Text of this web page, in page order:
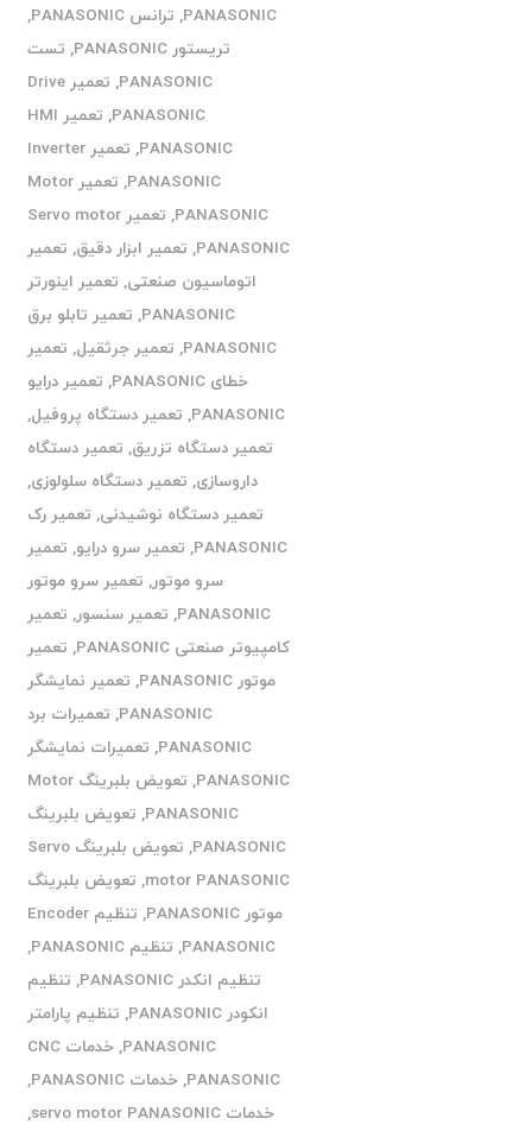
PANASONIC
, ترانس PANASONIC
,
تریستور PANASONIC
, تست
PANASONIC
,
تعمیر Drive
PANASONIC
,
تعمیر HMI
PANASONIC
,
تعمیر Inverter
PANASONIC
,
تعمیر Motor
PANASONIC
,
تعمیر Servo motor
PANASONIC
, تعمیر ابزار دقیق, تعمیر
اتوماسیون صنعتی, تعمیر اینورتر
PANASONIC
, تعمیر تابلو برق
PANASONIC
, تعمیر جرثقیل, تعمیر
خطای PANASONIC
, تعمیر درایو
PANASONIC
, تعمیر دستگاه پروفیل,
تعمیر دستگاه تزریق, تعمیر دستگاه
داروسازی, تعمیر دستگاه سلولوزی,
تعمیر دستگاه نوشیدنی, تعمیر رک
PANASONIC
, تعمیر سرو درایو, تعمیر
سرو موتور, تعمیر سرو موتور
PANASONIC
, تعمیر سنسور, تعمیر
کامپیوتر صنعتی PANASONIC
, تعمیر
موتور PANASONIC
, تعمیر نمایشگر
PANASONIC
, تعمیرات برد
PANASONIC
, تعمیرات نمایشگر
PANASONIC
,
تعویض بلبرینگ Motor
PANASONIC
, تعویض بلبرینگ
PANASONIC
,
تعویض بلبرینگ Servo
motor PANASONIC
, تعویض بلبرینگ
موتور PANASONIC
,
تنظیم Encoder
PANASONIC
, تنظیم PANASONIC
,
تنظیم انکدر PANASONIC
, تنظیم
انکودر PANASONIC
, تنظیم پارامتر
PANASONIC
,
خدمات CNC
PANASONIC
,خدمات PANASONIC
,
خدمات servo motor PANASONIC
,